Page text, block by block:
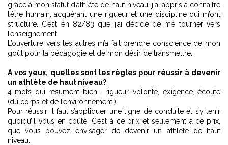
grâce à mon statut d’athlète de haut niveau, j‘ai appris à connaitre
l’être humain, acquérant une rigueur et une discipline qui m’ont
structuré. C’est en 82/83 que j’ai décidé de me tourner vers
l’enseignement
L’ouverture vers les autres m’a fait prendre conscience de mon
goût pour la pédagogie et de mon désir de transmettre.
A vos yeux, quelles sont les règles pour réussir à devenir
un athlète de haut niveau?
4 mots qui résument bien : rigueur, volonté, exigence, écoute
(du corps et de l’environnement.)
Pour réussir il faut s’appliquer une ligne de conduite et s’y tenir
quoiqu’il vous en coûte. C’est à ce prix et seulement à ce prix,
que vous pouvez envisager de devenir un athlète de haut
niveau.